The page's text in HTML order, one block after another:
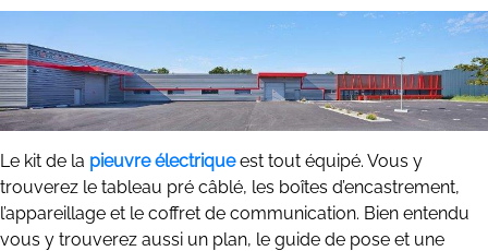
Le kit de la pieuvre électriqueest tout équipé. Vous y
trouverez le tableau pré câblé, les boîtes d’encastrement,
l’appareillage et le coffret de communication. Bien entendu
vous y trouverez aussi un plan, le guide de pose et une